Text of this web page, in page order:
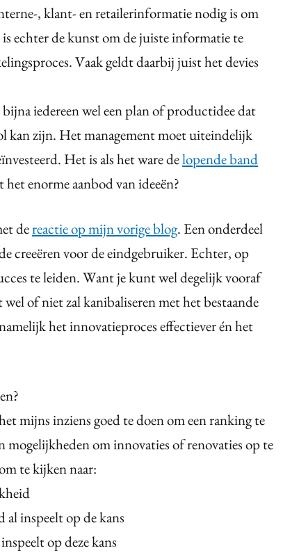
, klant- en retailerinformatie nodig is om
echter de kunst om de juiste informatie te
Vaak geldt daarbij juist het devies
iedereen wel een plan of productidee dat
kan zijn. Het management moet uiteindelijk
Het is als het ware delopende band
enorme aanbod van ideeën?
dereactie op mijn vorige blog. Een onderdeel
creeëren voor de eindgebruiker. Echter, op
te leiden. Want je kunt wel degelijk vooraf
of niet zal kanibaliseren met het bestaande
het innovatieproces effectiever én het
mijns inziens goed te doen om een ranking te
mogelijkheden om innovaties of renovaties op te
te kijken naar:
al inspeelt op de kans
op deze kans